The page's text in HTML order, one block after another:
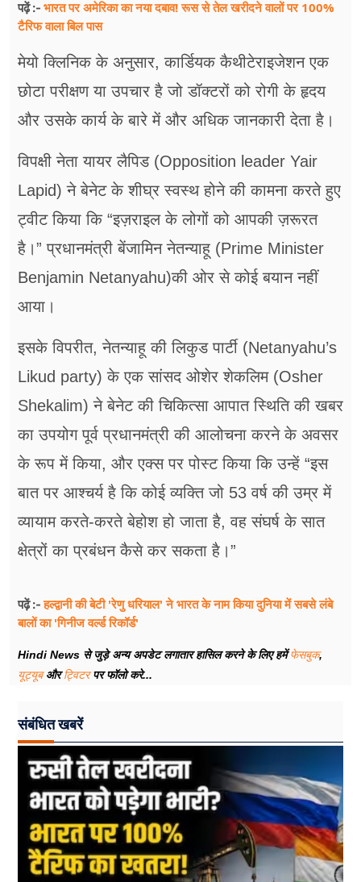
पढ़ें :- भारत पर अमेरिका का नया दबाव! रूस से तेल खरीदने वालों पर 100%
टैरिफ वाला बिल पास
मेयो क्लिनिक के अनुसार, कार्डियक कैथीटेराइजेशन एक
छोटा परीक्षण या उपचार है जो डॉक्टरों को रोगी के हृदय
और उसके कार्य के बारे में और अधिक जानकारी देता है।
विपक्षी नेता यायर लैपिड (Opposition leader Yair
Lapid) ने बेनेट के शीघ्र स्वस्थ होने की कामना करते हुए
ट्वीट किया कि “इज़राइल के लोगों को आपकी ज़रूरत
है।” प्रधानमंत्री बेंजामिन नेतन्याहू (Prime Minister
Benjamin Netanyahu)की ओर से कोई बयान नहीं
आया।
इसके विपरीत, नेतन्याहू की लिकुड पार्टी (Netanyahu’s
Likud party) के एक सांसद ओशेर शेकलिम (Osher
Shekalim) ने बेनेट की चिकित्सा आपात स्थिति की खबर
का उपयोग पूर्व प्रधानमंत्री की आलोचना करने के अवसर
के रूप में किया, और एक्स पर पोस्ट किया कि उन्हें “इस
बात पर आश्चर्य है कि कोई व्यक्ति जो 53 वर्ष की उम्र में
व्यायाम करते-करते बेहोश हो जाता है, वह संघर्ष के सात
क्षेत्रों का प्रबंधन कैसे कर सकता है।”
पढ़ें :-हल्द्वानी की बेटी 'रेणु धरियाल' ने भारत के नाम किया दुनिया में सबसे लंबे
बालों का 'गिनीज वर्ल्ड रिकॉर्ड'
Hindi News से जुड़े अन्य अपडेट लगातार हासिल करने के लिए हमेंफेसबुक,
यूट्यूबऔरट्विटरपर फॉलो करे...
संबंधित खबरें